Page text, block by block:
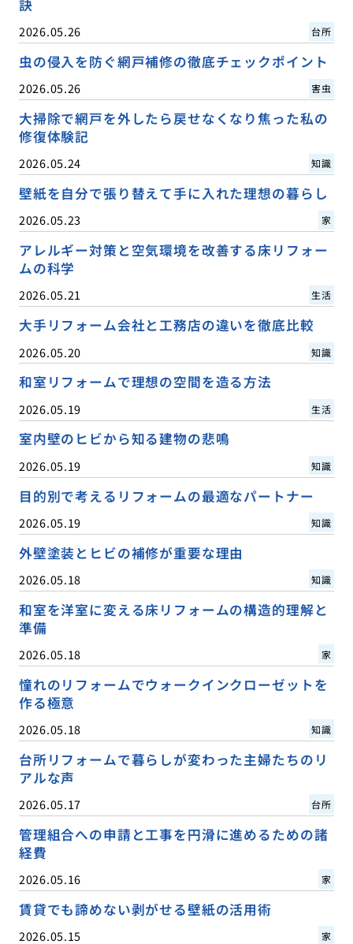
訣
2026.05.26 台所
虫の侵入を防ぐ網戸補修の徹底チェックポイント
2026.05.26 害虫
大掃除で網戸を外したら戻せなくなり焦った私の
修復体験記
2026.05.24 知識
壁紙を自分で張り替えて手に入れた理想の暮らし
2026.05.23 家
アレルギー対策と空気環境を改善する床リフォー
ムの科学
2026.05.21 生活
大手リフォーム会社と工務店の違いを徹底比較
2026.05.20 知識
和室リフォームで理想の空間を造る方法
2026.05.19 生活
室内壁のヒビから知る建物の悲鳴
2026.05.19 知識
目的別で考えるリフォームの最適なパートナー
2026.05.19 知識
外壁塗装とヒビの補修が重要な理由
2026.05.18 知識
和室を洋室に変える床リフォームの構造的理解と
準備
2026.05.18 家
憧れのリフォームでウォークインクローゼットを
作る極意
2026.05.18 知識
台所リフォームで暮らしが変わった主婦たちのリ
アルな声
2026.05.17 台所
管理組合への申請と工事を円滑に進めるための諸
経費
2026.05.16 家
賃貸でも諦めない剥がせる壁紙の活用術
2026.05.15 家